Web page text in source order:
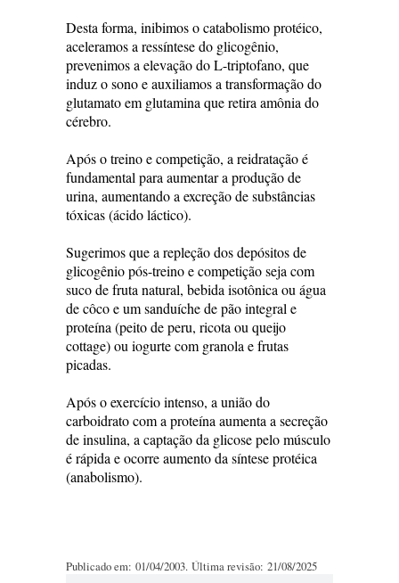
Desta forma, inibimos o catabolismo protéico,
aceleramos a ressíntese do glicogênio,
prevenimos a elevação do L-triptofano, que
induz o sono e auxiliamos a transformação do
glutamato em glutamina que retira amônia do
cérebro.
Após o treino e competição, a reidratação é
fundamental para aumentar a produção de
urina, aumentando a excreção de substâncias
tóxicas (ácido láctico).
Sugerimos que a repleção dos depósitos de
glicogênio pós-treino e competição seja com
suco de fruta natural, bebida isotônica ou água
de côco e um sanduíche de pão integral e
proteína (peito de peru, ricota ou queijo
cottage) ou iogurte com granola e frutas
picadas.
Após o exercício intenso, a união do
carboidrato com a proteína aumenta a secreção
de insulina, a captação da glicose pelo músculo
é rápida e ocorre aumento da síntese protéica
(anabolismo).
Publicado em: 01/04/2003. Última revisão: 21/08/2025